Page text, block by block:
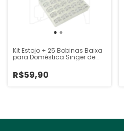
Kit Estojo + 25 Bobinas Baixa
para Doméstica Singer de
R$59,90